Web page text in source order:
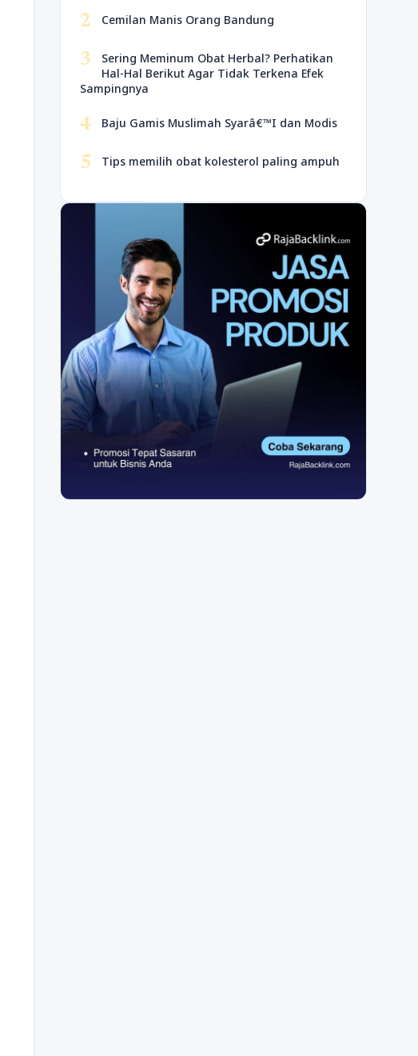
2 Cemilan Manis Orang Bandung
3
Sering Meminum Obat Herbal? Perhatikan
Hal-Hal Berikut Agar Tidak Terkena Efek
Sampingnya
4 Baju Gamis Muslimah Syarâ€™I dan Modis
5 Tips memilih obat kolesterol paling ampuh